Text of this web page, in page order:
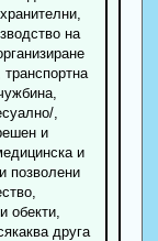
на
,
и
и
позволени
обекти,
друга